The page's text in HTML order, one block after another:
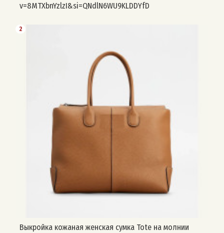
v=8MTXbnYzlzI&si=QNdlN6WU9KLDDYfD
2
Выкройка кожаная женская сумка Tote на молнии